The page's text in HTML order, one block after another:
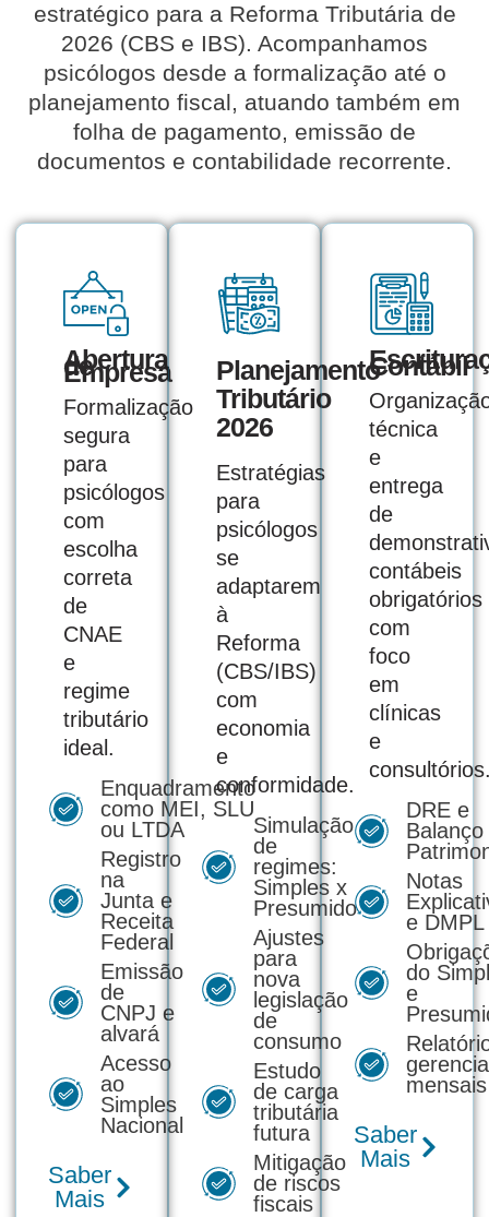
estratégico para a Reforma Tributária de
2026 (CBS e IBS). Acompanhamos
psicólogos desde a formalização até o
planejamento fiscal, atuando também em
folha de pagamento, emissão de
documentos e contabilidade recorrente.
Abertura
de
Empresa
Formalização
segura
para
psicólogos
com
escolha
correta
de
CNAE
e
regime
tributário
ideal.
Enquadramento
como MEI, SLU
ou LTDA
Registro
na
Junta e
Receita
Federal
Emissão
de
CNPJ e
alvará
Acesso
ao
Simples
Nacional
Saber
Mais
Planejamento
Tributário
2026
Estratégias
para
psicólogos
se
adaptarem
à
Reforma
(CBS/IBS)
com
economia
e
conformidade.
Simulação
de
regimes:
Simples x
Presumido
Ajustes
para
nova
legislação
de
consumo
Estudo
de carga
tributária
futura
Mitigação
de riscos
fiscais
Contábil
técnica
e
entrega
de
contábeis
obrigatórios
com
foco
em
clínicas
e
DRE e
Balanço
Notas
e DMPL
do
e
mensais
Saber
Mais